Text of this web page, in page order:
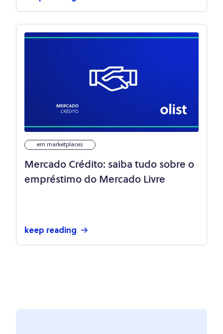
em marketplaces
Mercado Crédito: saiba tudo sobre o
empréstimo do Mercado Livre
keep reading